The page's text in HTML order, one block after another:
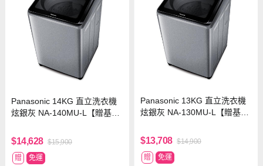
Panasonic 14KG 直立洗衣機
炫銀灰 NA-140MU-L【贈基本
$14,628 $15,900
贈
免運
Panasonic 13KG 直立洗衣機
炫銀灰 NA-130MU-L【贈基本
$13,708 $14,900
贈
免運